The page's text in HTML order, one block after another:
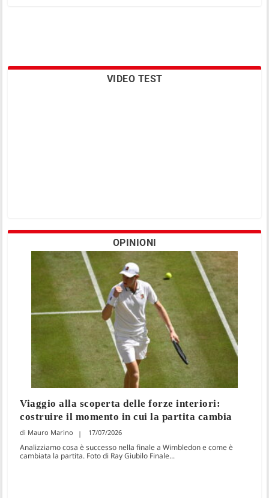
VIDEO TEST
OPINIONI
Viaggio alla scoperta delle forze interiori:
costruire il momento in cui la partita cambia
Mauro Marino 17/07/2026
Analizziamo cosa è successo nella finale a Wimbledon e come è
cambiata la partita. Foto di Ray Giubilo Finale...